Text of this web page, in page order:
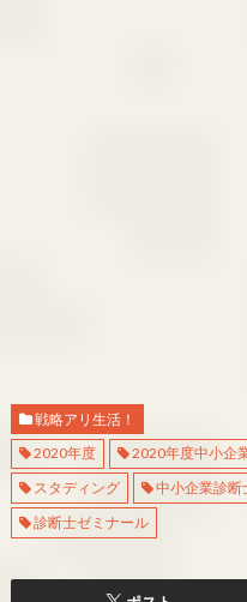
戦略アリ生活！
2020年度
2020年度中小企
スタディング
中小企業診断
診断士ゼミナール